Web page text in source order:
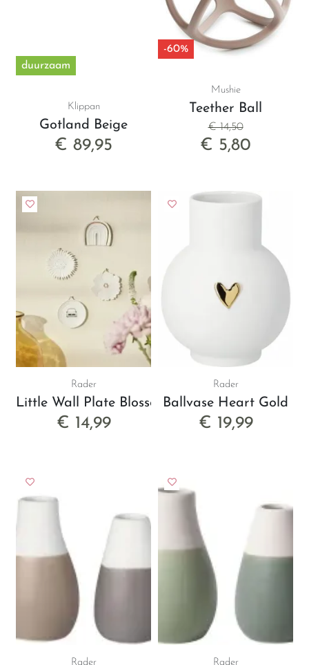
duurzaam
Klippan
Gotland Beige
€ 89,95
-60%
Mushie
Teether Ball
€ 14,50
€ 5,80
Rader
Little Wall Plate Blossom
€ 14,99
Rader
Ballvase Heart Gold
€ 19,99
Rader Rader